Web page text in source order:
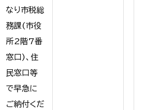
なり市税総
務課(市役
所2階7番
窓口)、住
民窓口等
で早急に
ご納付くだ